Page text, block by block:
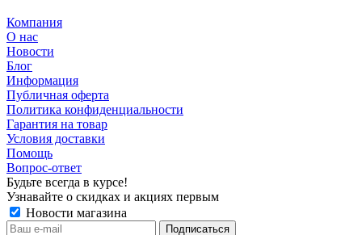
Компания
О нас
Новости
Блог
Информация
Публичная оферта
Политика конфиденциальности
Гарантия на товар
Условия доставки
Помощь
Вопрос-ответ
Будьте всегда в курсе!
Узнавайте о скидках и акциях первым
Новости магазина